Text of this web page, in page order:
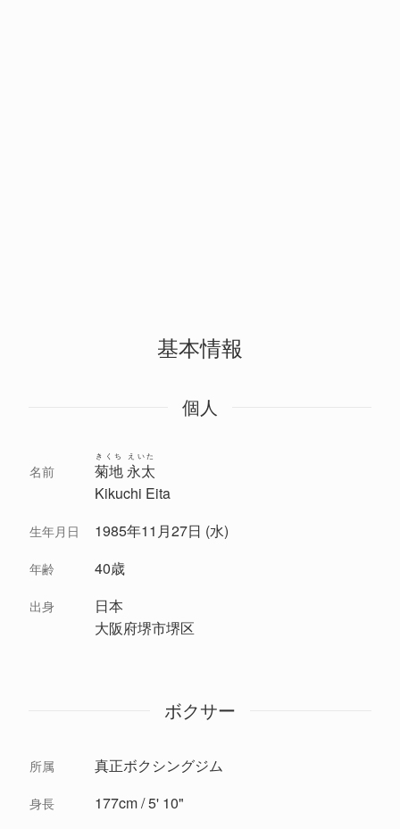
基本情報
個人
名前 菊地 永太
きくち えいた
Kikuchi Eita
生年月日 1985年11月27日 (水)
年齢 40歳
出身
日本
大阪府堺市堺区
ボクサー
所属 真正ボクシングジム
身長 177cm / 5' 10"